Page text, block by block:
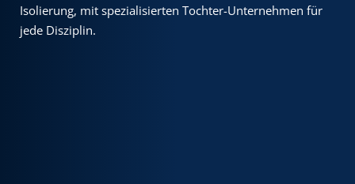
Isolierung, mit spezialisierten Tochter-Unternehmen für
jede Disziplin.